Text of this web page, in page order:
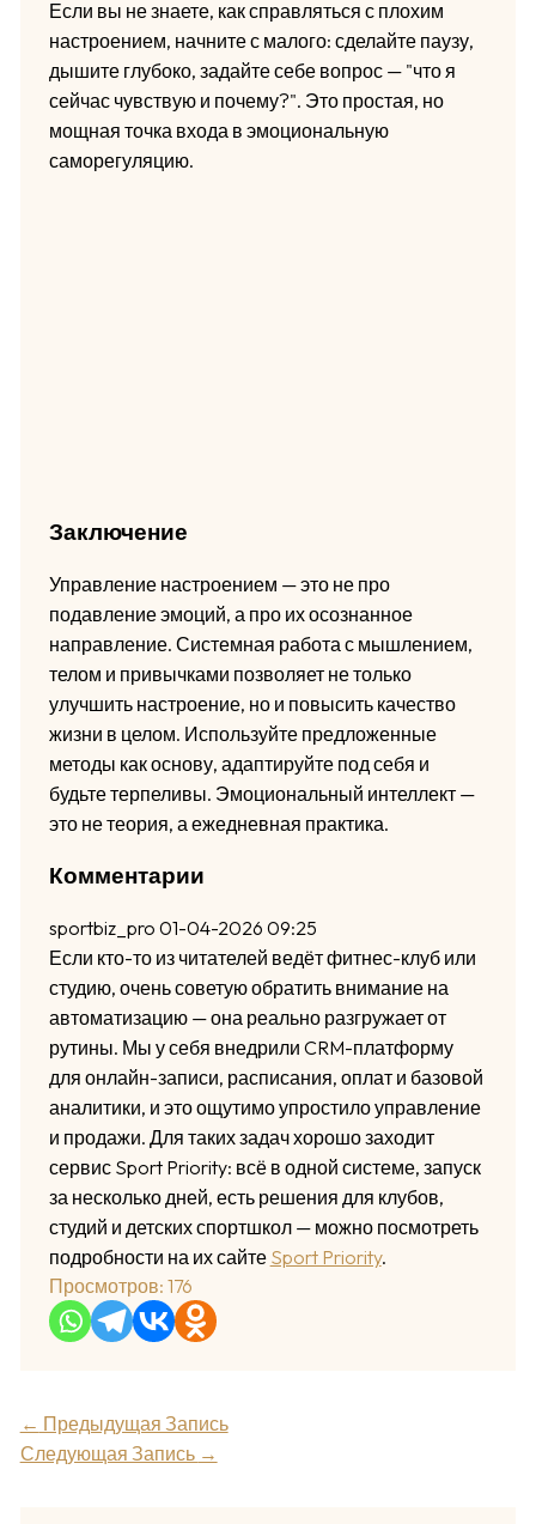
Если вы не знаете, как справляться с плохим
настроением, начните с малого: сделайте паузу,
дышите глубоко, задайте себе вопрос — "что я
сейчас чувствую и почему?". Это простая, но
мощная точка входа в эмоциональную
саморегуляцию.
Заключение
Управление настроением — это не про
подавление эмоций, а про их осознанное
направление. Системная работа с мышлением,
телом и привычками позволяет не только
улучшить настроение, но и повысить качество
жизни в целом. Используйте предложенные
методы как основу, адаптируйте под себя и
будьте терпеливы. Эмоциональный интеллект —
это не теория, а ежедневная практика.
Комментарии
sportbiz_pro 01-04-2026 09:25
Если кто-то из читателей ведёт фитнес-клуб или
студию, очень советую обратить внимание на
автоматизацию — она реально разгружает от
рутины. Мы у себя внедрили CRM-платформу
для онлайн-записи, расписания, оплат и базовой
аналитики, и это ощутимо упростило управление
и продажи. Для таких задач хорошо заходит
сервис Sport Priority: всё в одной системе, запуск
за несколько дней, есть решения для клубов,
студий и детских спортшкол — можно посмотреть
подробности на их сайте Sport Priority.
Просмотров: 176
← Предыдущая Запись
Следующая Запись →